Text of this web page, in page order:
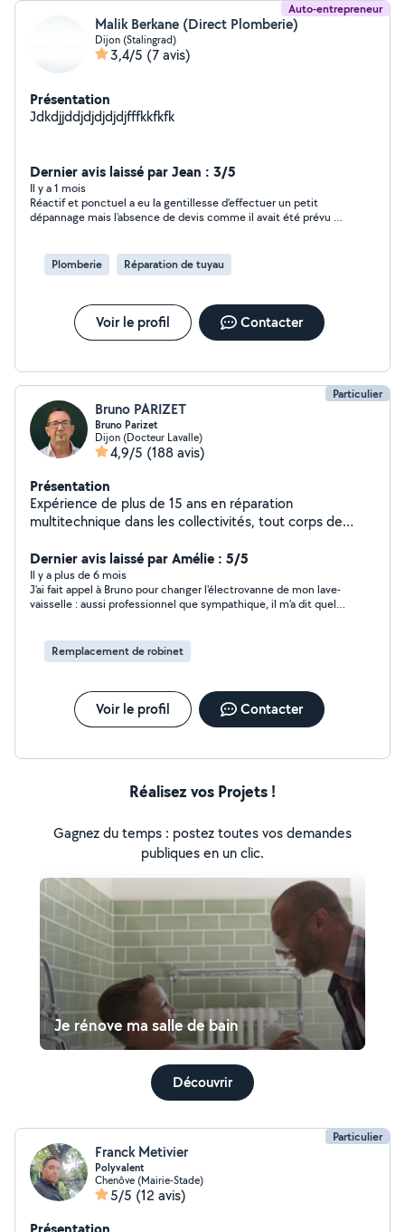
Auto-entrepreneur
Malik Berkane (Direct Plomberie)
Dijon (Stalingrad)
3,4/5 (7 avis)
Présentation
Jdkdjjddjdjdjdjdjfffkkfkfk
Dernier avis laissé par Jean : 3/5
Il y a 1 mois
Réactif et ponctuel a eu la gentillesse d’effectuer un petit
dépannage mais l’absence de devis comme il avait été prévu à
Plomberie
Réparation de tuyau
Voir le profil Contacter
Particulier
Bruno PARIZET
Bruno Parizet
Dijon (Docteur Lavalle)
4,9/5 (188 avis)
Présentation
Expérience de plus de 15 ans en réparation
multitechnique dans les collectivités, tout corps de
Travail soigné et exigeant avec moi même. La
satisfaction du client est mon leitmotiv!
Dernier avis laissé par Amélie : 5/5
Il y a plus de 6 mois
J'ai fait appel à Bruno pour changer l'électrovanne de mon lave-
vaisselle : aussi professionnel que sympathique, il m'a dit quelle
Remplacement de robinet
Voir le profil Contacter
Réalisez vos Projets !
Gagnez du temps : postez toutes vos demandes
publiques en un clic.
Je rénove ma salle de bain
Découvrir
Particulier
Franck Metivier
Polyvalent
Chenôve (Mairie-Stade)
5/5 (12 avis)